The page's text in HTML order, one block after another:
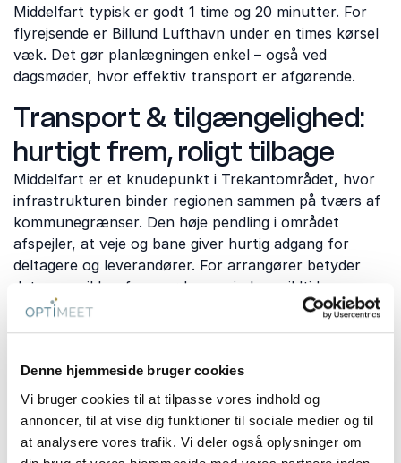
Denne hjemmeside bruger cookies
Vi bruger cookies til at tilpasse vores indhold og
annoncer, til at vise dig funktioner til sociale medier og til
at analysere vores trafik. Vi deler også oplysninger om
Middelfart typisk er godt 1 time og 20 minutter. For
flyrejsende er Billund Lufthavn under en times kørsel
væk. Det gør planlægningen enkel – også ved
dagsmøder, hvor effektiv transport er afgørende.
Transport & tilgængelighed:
hurtigt frem, roligt tilbage
Middelfart er et knudepunkt i Trekantområdet, hvor
infrastrukturen binder regionen sammen på tværs af
kommunegrænser. Den høje pendling i området
afspejler, at veje og bane giver hurtig adgang for
deltagere og leverandører. For arrangører betyder
det mere sikker fremmøde og mindre spildtid.
For flydeltagere er Billund Lufthavn praktisk –
omkring 49 minutter, afhængigt af trafik. Motorvejen
Trekantsområdet enkel, uanset om I kører egen bus
eller kører selv.